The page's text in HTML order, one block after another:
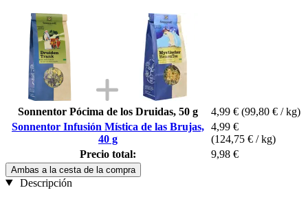
Sonnentor Pócima de los Druidas, 50 g 4,99 € (99,80 € / kg)
Sonnentor Infusión Mística de las Brujas,
40 g
4,99 €
(124,75 € / kg)
Precio total:
9,98 €
Ambas a la cesta de la compra
Descripción